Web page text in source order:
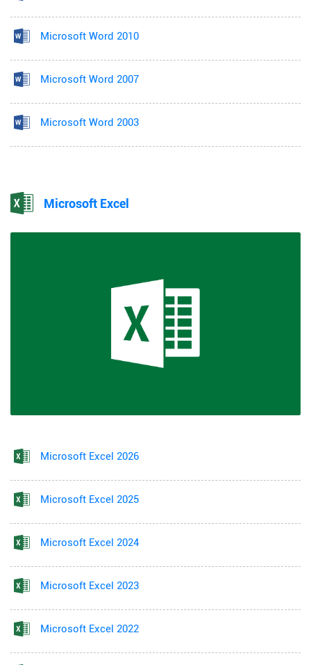
Microsoft Word 2010
Microsoft Word 2007
Microsoft Word 2003
Microsoft Excel
Microsoft Excel 2026
Microsoft Excel 2025
Microsoft Excel 2024
Microsoft Excel 2023
Microsoft Excel 2022